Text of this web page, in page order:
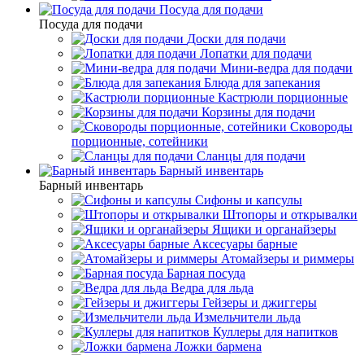
Посуда для подачи
Посуда для подачи
Доски для подачи
Лопатки для подачи
Мини-ведра для подачи
Блюда для запекания
Кастрюли порционные
Корзины для подачи
Сковороды
порционные, сотейники
Сланцы для подачи
Барный инвентарь
Барный инвентарь
Сифоны и капсулы
Штопоры и открывалки
Ящики и органайзеры
Аксесуары барные
Атомайзеры и риммеры
Барная посуда
Ведра для льда
Гейзеры и джиггеры
Измельчители льда
Куллеры для напитков
Ложки бармена